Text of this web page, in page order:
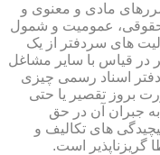
مادی و معنوی و
حقوقی، عمومیت و شمول
های سردفتر از یک
قیاس با سایر مشاغل
اسناد رسمی چیزی
بروز تقصیر یا حتی
جبران آن در حق
های تکالیف و
است.